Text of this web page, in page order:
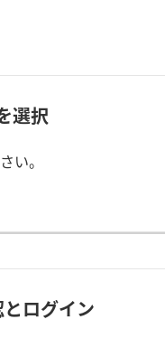
選択
い。
ログイン